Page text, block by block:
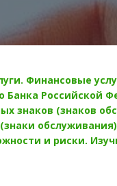
Финансовые
Российской
знаков (знаков
и риски.